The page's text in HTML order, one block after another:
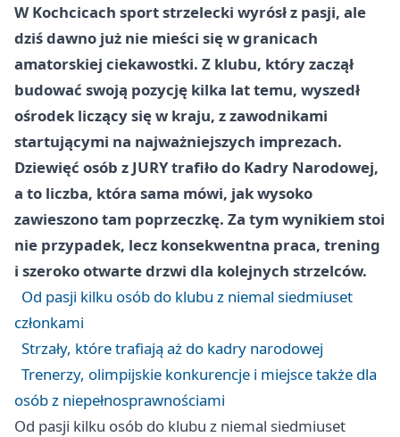
W Kochcicach sport strzelecki wyrósł z pasji, ale
dziś dawno już nie mieści się w granicach
amatorskiej ciekawostki. Z klubu, który zaczął
budować swoją pozycję kilka lat temu, wyszedł
ośrodek liczący się w kraju, z zawodnikami
startującymi na najważniejszych imprezach.
Dziewięć osób z JURY trafiło do Kadry Narodowej,
a to liczba, która sama mówi, jak wysoko
zawieszono tam poprzeczkę. Za tym wynikiem stoi
nie przypadek, lecz konsekwentna praca, trening
i szeroko otwarte drzwi dla kolejnych strzelców.
Od pasji kilku osób do klubu z niemal siedmiuset
członkami
Strzały, które trafiają aż do kadry narodowej
Trenerzy, olimpijskie konkurencje i miejsce także dla
osób z niepełnosprawnościami
Od pasji kilku osób do klubu z niemal siedmiuset